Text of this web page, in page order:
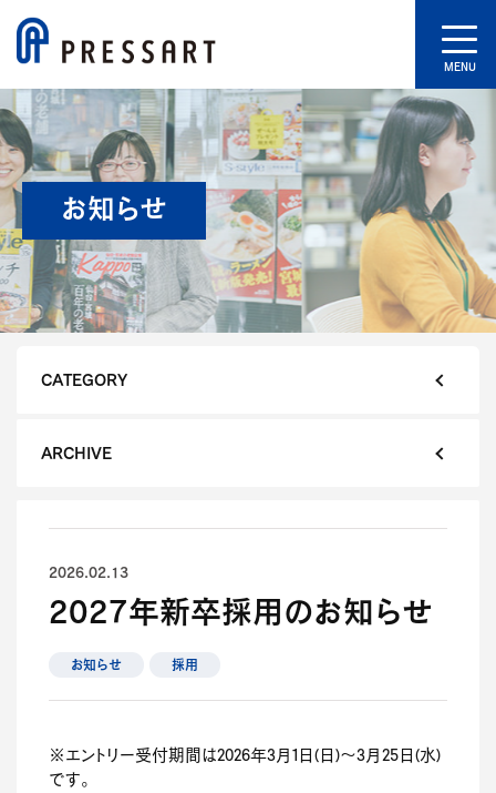
MENU
お知らせ
CATEGORY
ARCHIVE
2026.02.13
2027年新卒採用のお知らせ
お知らせ 採用
※エントリー受付期間は2026年3月1日(日)～3月25日(水)
です。